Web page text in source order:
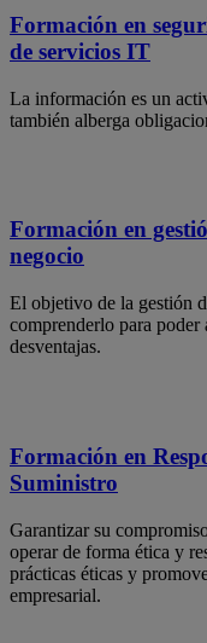
Formación en
de servicios IT
La información es un
también alberga
Formación en
negocio
El objetivo de la gestión
comprenderlo para
desventajas.
Formación en
Suministro
Garantizar su
operar de forma ética y
prácticas éticas y
empresarial.